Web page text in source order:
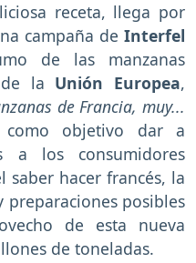
receta, llega por
campaña deInterfel
de las manzanas
la Unión Europea,
de Francia, muy...
objetivo dar a
a los consumidores
saber hacer francés, la
preparaciones posibles
de esta nueva
de toneladas.